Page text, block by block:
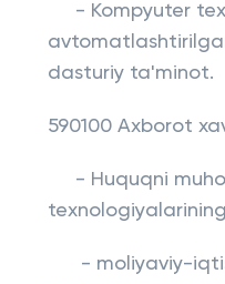
- Kompyuter
dasturiy ta'minot.
590100 Axborot
- Huquqni
- moliyaviy-